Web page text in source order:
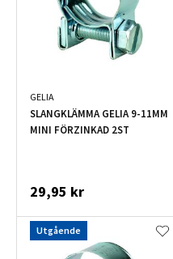
GELIA
SLANGKLÄMMA GELIA 9-11MM
MINI FÖRZINKAD 2ST
29,95 kr
Utgående